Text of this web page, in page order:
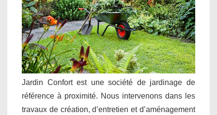
Jardin Confort est une société de jardinage de
référence à proximité. Nous intervenons dans les
travaux de création, d’entretien et d’aménagement